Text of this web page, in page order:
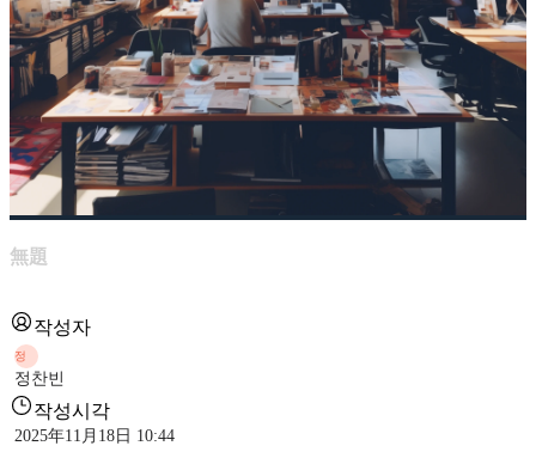
無題
작성자
정
정찬빈
작성시각
2025年11月18日 10:44